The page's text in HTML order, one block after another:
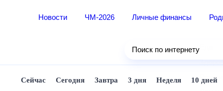
Новости ЧМ-2026 Личные финансы
Поиск по интернету
Сейчас Сегодня Завтра 3 дня Неделя 10